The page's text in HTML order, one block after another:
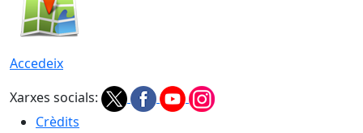
Accedeix
Xarxes socials:
Crèdits